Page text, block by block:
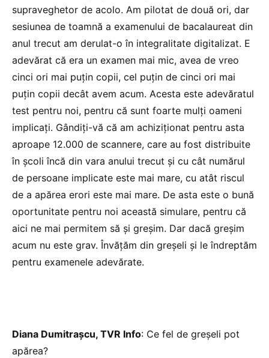
supraveghetor de acolo. Am pilotat de două ori, dar
sesiunea de toamnă a examenului de bacalaureat din
anul trecut am derulat-o în integralitate digitalizat. E
adevărat că era un examen mai mic, avea de vreo
cinci ori mai puțin copii, cel puțin de cinci ori mai
puțin copii decât avem acum. Acesta este adevăratul
test pentru noi, pentru că sunt foarte mulți oameni
implicați. Gândiți-vă că am achiziționat pentru asta
aproape 12.000 de scannere, care au fost distribuite
în școli încă din vara anului trecut și cu cât numărul
de persoane implicate este mai mare, cu atât riscul
de a apărea erori este mai mare. De asta este o bună
oportunitate pentru noi această simulare, pentru că
aici ne mai permitem să și greșim. Dar dacă greșim
acum nu este grav. Învățăm din greșeli și le îndreptăm
pentru examenele adevărate.
Diana Dumitrașcu, TVR Info: Ce fel de greșeli pot
apărea?